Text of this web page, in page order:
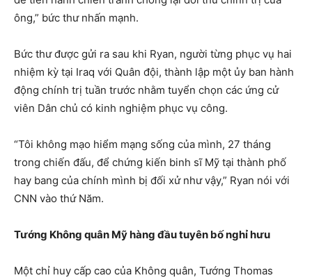
ông,” bức thư nhấn mạnh.
Bức thư được gửi ra sau khi Ryan, người từng phục vụ hai
nhiệm kỳ tại Iraq với Quân đội, thành lập một ủy ban hành
động chính trị tuần trước nhằm tuyển chọn các ứng cử
viên Dân chủ có kinh nghiệm phục vụ công.
“Tôi không mạo hiểm mạng sống của mình, 27 tháng
trong chiến đấu, để chứng kiến binh sĩ Mỹ tại thành phố
hay bang của chính mình bị đối xử như vậy,” Ryan nói với
CNN vào thứ Năm.
Tướng Không quân Mỹ hàng đầu tuyên bố nghỉ hưu
Một chỉ huy cấp cao của Không quân, Tướng Thomas